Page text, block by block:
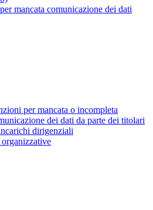
mancata comunicazione dei dati
per mancata o incompleta
dei dati da parte dei titolari
dirigenziali